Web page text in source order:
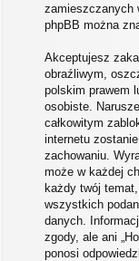
zamieszczanych
phpBB można
Akceptujesz
obraźliwym,
polskim prawem
osobiste.
całkowitym
internetu
zachowaniu.
może w każdej
każdy twój
wszystkich
danych.
zgody, ale ani
ponosi